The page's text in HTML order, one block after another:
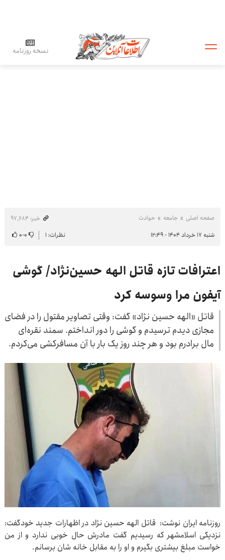
نسخه روزنامه
صفحه اصلی جامعه حوادث
خبر: ۹۷٬۶۸۴
شنبه ۱۷ خرداد ۱۴۰۴ - ۱۲:۴۹
نظرات: ۱ ۰-۰
اعترافات تازه قاتل الهه حسین‌نژاد/ گوشی
آیفون مرا وسوسه کرد
قاتل «الهه حسین نژاد» گفت: وقتی تصاویر مقتول را در فضای
مجازی دیدم ترسیدم و گوشی را دور انداختم. سمند نقره‌ای
مال برادرم بود و هر چند روز یک بار با آن مسافرکشی می‌کردم.
روزنامه ایران نوشت: قاتل الهه حسین نژاد در اظهارات جدید خودگفت:
نزدیکی اسلامشهر که رسیدیم گفت مادرش حال خوبی ندارد و از من
خواست مبلغ بیشتری بگیرم و او را به مقابل خانه شان برسانم.